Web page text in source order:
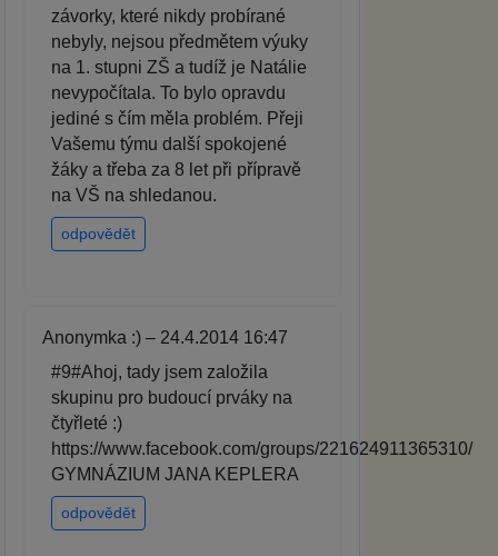
závorky, které nikdy probírané
nebyly, nejsou předmětem výuky
na 1. stupni ZŠ a tudíž je Natálie
nevypočítala. To bylo opravdu
jediné s čím měla problém. Přeji
Vašemu týmu další spokojené
žáky a třeba za 8 let při přípravě
na VŠ na shledanou.
odpovědět
Anonymka :) – 24.4.2014 16:47
#9#Ahoj, tady jsem založila
skupinu pro budoucí prváky na
čtyřleté :)
https://www.facebook.com/groups/221624911365310/
GYMNÁZIUM JANA KEPLERA
odpovědět